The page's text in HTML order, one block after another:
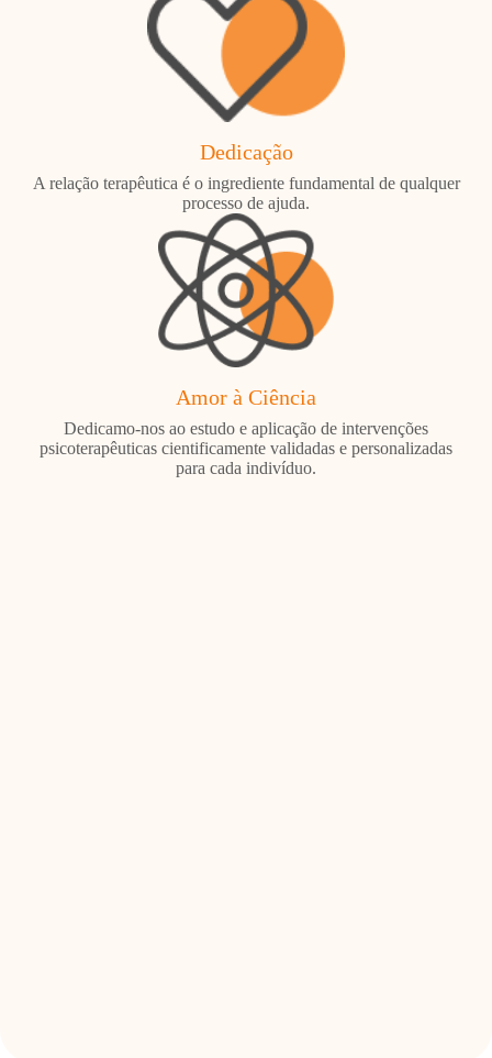
Dedicação
A relação terapêutica é o ingrediente fundamental de qualquer
processo de ajuda.
Amor à Ciência
Dedicamo-nos ao estudo e aplicação de intervenções
psicoterapêuticas cientificamente validadas e personalizadas
para cada indivíduo.